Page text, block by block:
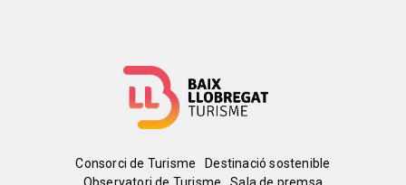
MenúConsorci de Turisme
Destinació sostenible
Observatori de Turisme
Sala de premsa